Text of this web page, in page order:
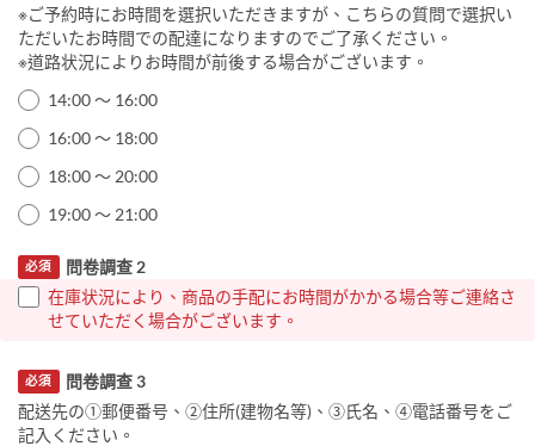
※ご予約時にお時間を選択いただきますが、こちらの質問で選択い
ただいたお時間での配達になりますのでご了承ください。
※道路状況によりお時間が前後する場合がございます。
14:00 ～ 16:00
16:00 ～ 18:00
18:00 ～ 20:00
19:00 ～ 21:00
問卷調查 2
必須
在庫状況により、商品の手配にお時間がかかる場合等ご連絡さ
せていただく場合がございます。
問卷調查 3
必須
配送先の①郵便番号、②住所(建物名等)、③氏名、④電話番号をご
記入ください。